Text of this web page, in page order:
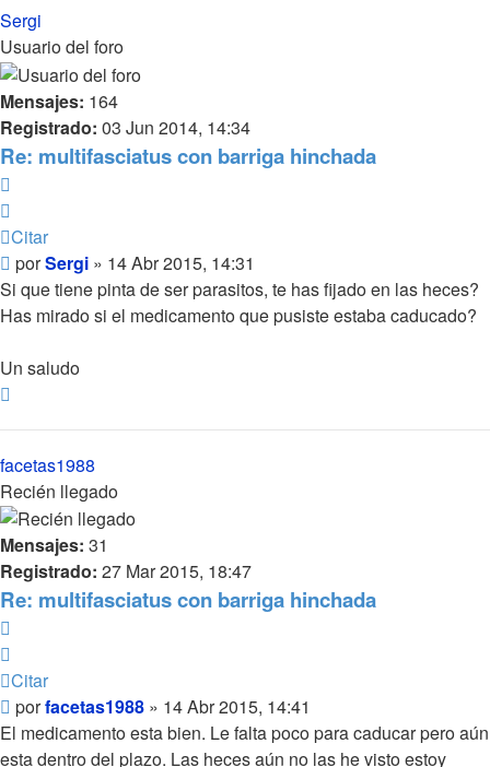
Sergi
Usuario del foro
Mensajes: 164
Registrado: 03 Jun 2014, 14:34
Re: multifasciatus con barriga hinchada
Citar
Mensaje
porSergi » 14 Abr 2015, 14:31
Si que tiene pinta de ser parasitos, te has fijado en las heces?
Has mirado si el medicamento que pusiste estaba caducado?
Un saludo
facetas1988
Recién llegado
Mensajes: 31
Registrado: 27 Mar 2015, 18:47
Re: multifasciatus con barriga hinchada
Citar
Mensaje
porfacetas1988 » 14 Abr 2015, 14:41
El medicamento esta bien. Le falta poco para caducar pero aún
esta dentro del plazo. Las heces aún no las he visto estoy